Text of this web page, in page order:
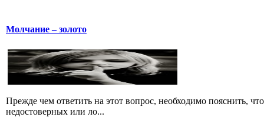
Молчание – золото
Прежде чем ответить на этот вопрос, необходимо пояснить,
недостоверных или ло...